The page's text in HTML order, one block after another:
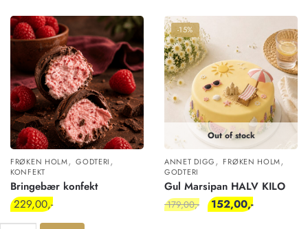
FRØKEN HOLM,GODTERI,
KONFEKT
Bringebær konfekt
229,00
-15%
Out of stock
ANNET DIGG, FRØKEN HOLM,
GODTERI
Gul Marsipan HALV KILO
179,00 152,00